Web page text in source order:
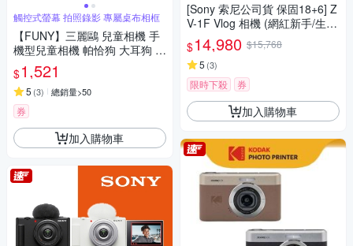
觸控式螢幕 拍照錄影 專屬桌布相框
【FUNY】三麗鷗 兒童相機 手
機型兒童相機 帕恰狗 大耳狗 酷
洛米
$1,521
5 (3) 總銷量>50
券
加入購物車
[Sony 索尼公司貨 保固18+6] Z
V-1F Vlog 相機 (網紅新手/生活
隨拍)
$14,980 $15,768
5 (3)
限時下殺 券
加入購物車